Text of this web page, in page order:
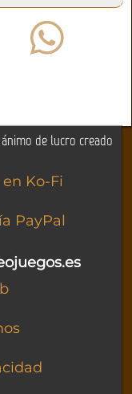
de lucro creado
Ko-Fi
PayPal